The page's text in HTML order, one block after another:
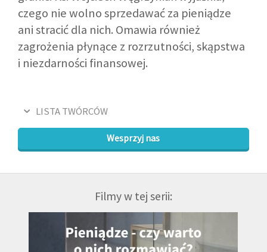
czego nie wolno sprzedawać za pieniądze
ani stracić dla nich. Omawia również
zagrożenia płynące z rozrzutności, skąpstwa
i niezdarności finansowej.
LISTA TWÓRCÓW
Wesprzyj nas
Filmy w tej serii: